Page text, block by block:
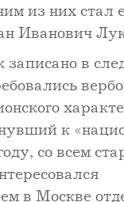
из них стал
Иванович
в
к
со всем
в Москве